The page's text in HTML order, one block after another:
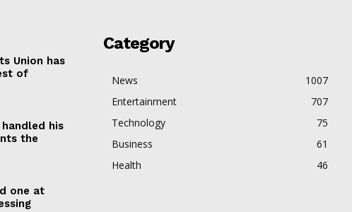
Union has
of
his
the
one at
Category
News
1007
Entertainment
707
Technology
75
Business
61
Health
46